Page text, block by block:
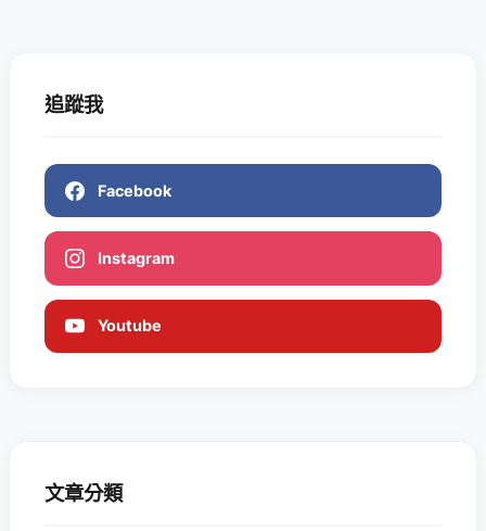
追蹤我
Facebook
Instagram
Youtube
文章分類